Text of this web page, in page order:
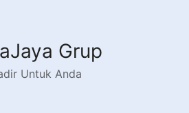
Grup
Untuk Anda